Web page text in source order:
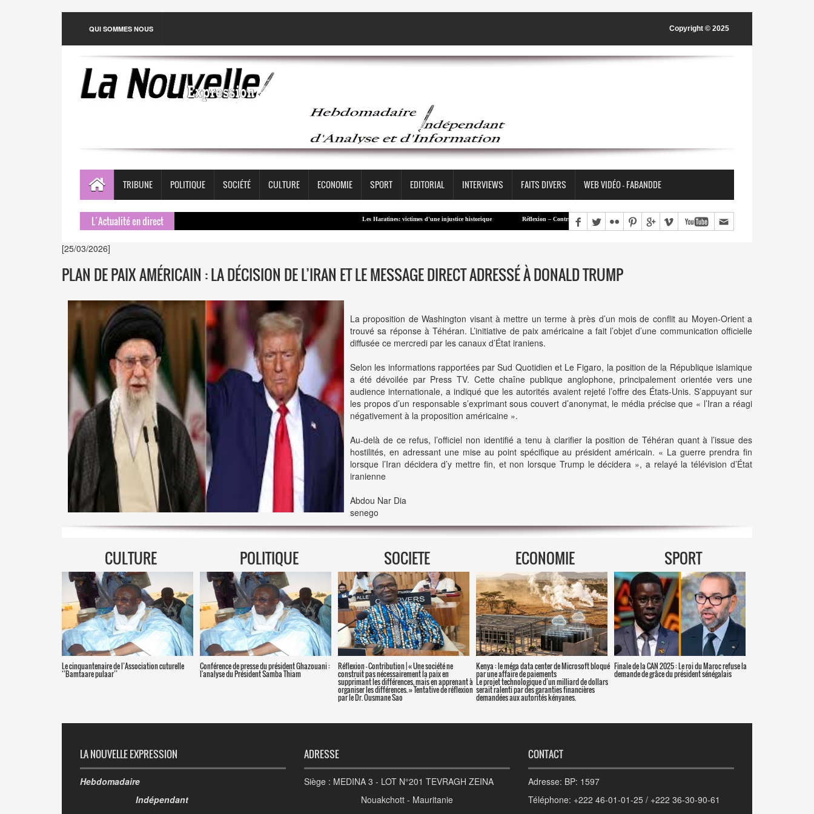
QUI SOMMES NOUS Copyright © 2025
TRIBUNE POLITIQUE SOCIÉTÉ CULTURE ECONOMIE SPORT EDITORIAL INTERVIEWS FAITS DIVERS WEB VIDÉO - FABANDDE
L´Actualité en direct Les Haratines: victimes d'une injustice historique Réflexion – Contribution | « Une société ne construit pas nécessairement la paix en supprimant les différences, mais
[25/03/2026]
PLAN DE PAIX AMÉRICAIN : LA DÉCISION DE L’IRAN ET LE MESSAGE DIRECT ADRESSÉ À DONALD TRUMP
La proposition de Washington visant à mettre un terme à près d’un mois de conflit au Moyen-Orient a
trouvé sa réponse à Téhéran. L’initiative de paix américaine a fait l’objet d’une communication officielle
diffusée ce mercredi par les canaux d’État iraniens.
Selon les informations rapportées par Sud Quotidien et Le Figaro, la position de la République islamique
a été dévoilée par Press TV. Cette chaîne publique anglophone, principalement orientée vers une
audience internationale, a indiqué que les autorités avaient rejeté l’offre des États-Unis. S’appuyant sur
les propos d’un responsable s’exprimant sous couvert d’anonymat, le média précise que « l’Iran a réagi
négativement à la proposition américaine ».
Au-delà de ce refus, l’officiel non identifié a tenu à clarifier la position de Téhéran quant à l’issue des
hostilités, en adressant une mise au point spécifique au président américain. « La guerre prendra fin
lorsque l’Iran décidera d’y mettre fin, et non lorsque Trump le décidera », a relayé la télévision d’État
iranienne
Abdou Nar Dia
senego
CULTURE POLITIQUE SOCIETE ECONOMIE SPORT
Le cinquantenaire de l’Association cuturelle
‘’Bamtaare pulaar’’
Conférence de presse du président Ghazouani :
l'analyse du Président Samba Thiam
Réflexion – Contribution | « Une société ne
construit pas nécessairement la paix en
supprimant les différences, mais en apprenant à
organiser les différences. » Tentative de réflexion
par le Dr. Ousmane Sao
Kenya : le méga data center de Microsoft bloqué
par une affaire de paiements
Le projet technologique d’un milliard de dollars
serait ralenti par des garanties financières
demandées aux autorités kényanes.
Finale de la CAN 2025 : Le roi du Maroc refuse la
demande de grâce du président sénégalais
LA NOUVELLE EXPRESSION
Hebdomadaire
Indépendant
ADRESSE
Siège : MEDINA 3 - LOT N°201 TEVRAGH ZEINA
Nouakchott - Mauritanie
CONTACT
Adresse: BP: 1597
Téléphone: +222 46-01-01-25 / +222 36-30-90-61